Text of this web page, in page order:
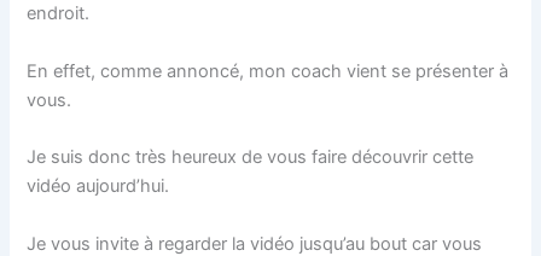
endroit.
En effet, comme annoncé, mon coach vient se présenter à
vous.
Je suis donc très heureux de vous faire découvrir cette
vidéo aujourd’hui.
Je vous invite à regarder la vidéo jusqu’au bout car vous